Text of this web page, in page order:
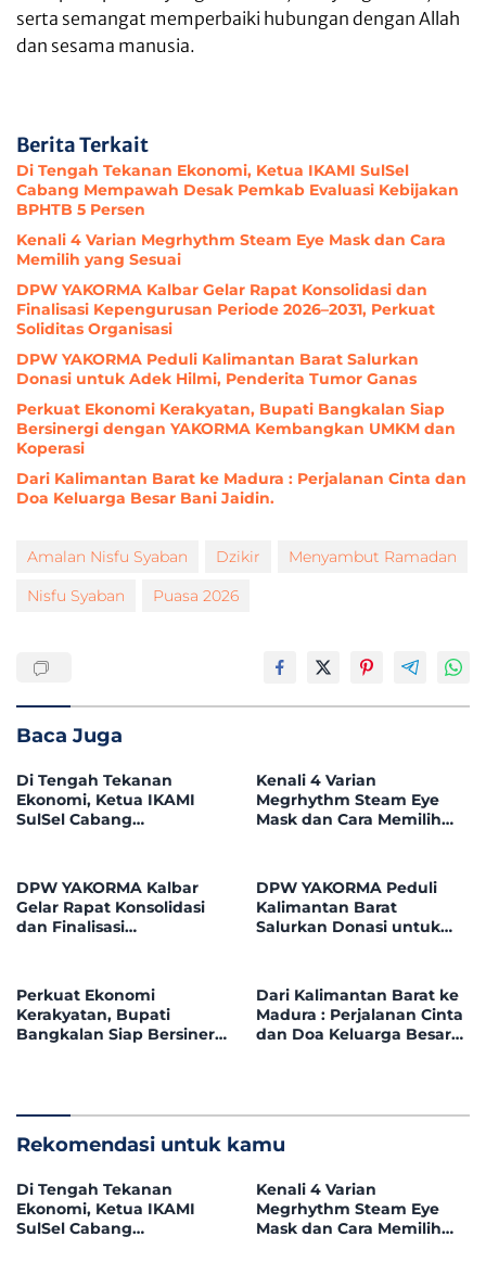
serta semangat memperbaiki hubungan dengan Allah
dan sesama manusia.
Berita Terkait
Di Tengah Tekanan Ekonomi, Ketua IKAMI SulSel
Cabang Mempawah Desak Pemkab Evaluasi Kebijakan
BPHTB 5 Persen
Kenali 4 Varian Megrhythm Steam Eye Mask dan Cara
Memilih yang Sesuai
DPW YAKORMA Kalbar Gelar Rapat Konsolidasi dan
Finalisasi Kepengurusan Periode 2026–2031, Perkuat
Soliditas Organisasi
DPW YAKORMA Peduli Kalimantan Barat Salurkan
Donasi untuk Adek Hilmi, Penderita Tumor Ganas
Perkuat Ekonomi Kerakyatan, Bupati Bangkalan Siap
Bersinergi dengan YAKORMA Kembangkan UMKM dan
Koperasi
Dari Kalimantan Barat ke Madura : Perjalanan Cinta dan
Doa Keluarga Besar Bani Jaidin.
Amalan Nisfu Syaban Dzikir
Menyambut Ramadan
Nisfu Syaban
Puasa 2026
Baca Juga
Di Tengah Tekanan
Ekonomi, Ketua IKAMI
SulSel Cabang
Kebijakan BPHTB 5 Persen
Kenali 4 Varian
Megrhythm Steam Eye
Mask dan Cara Memilih
DPW YAKORMA Kalbar
Gelar Rapat Konsolidasi
dan Finalisasi
Soliditas Organisasi
DPW YAKORMA Peduli
Kalimantan Barat
Salurkan Donasi untuk
Perkuat Ekonomi
Kerakyatan, Bupati
Bangkalan Siap Bersinergi
Dari Kalimantan Barat ke
Madura : Perjalanan Cinta
dan Doa Keluarga Besar
Rekomendasi untuk kamu
Di Tengah Tekanan
Ekonomi, Ketua IKAMI
SulSel Cabang
Kenali 4 Varian
Megrhythm Steam Eye
Mask dan Cara Memilih